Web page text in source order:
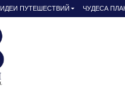
ИДЕИ ПУТЕШЕСТВИЙ ЧУДЕСА